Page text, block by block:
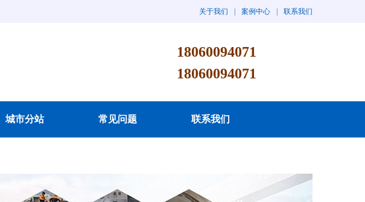
关于我们 案例中心 联系我们
18060094071
18060094071
城市分站 常见问题 联系我们